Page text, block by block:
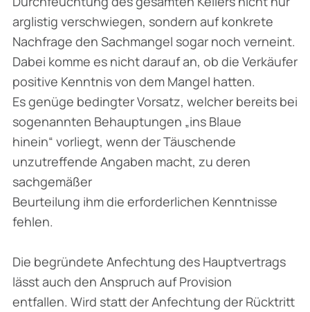
arglistig verschwiegen, sondern auf konkrete
Nachfrage den Sachmangel sogar noch verneint.
Dabei komme es nicht darauf an, ob die Verkäufer
positive Kenntnis von dem Mangel hatten.
Es genüge bedingter Vorsatz, welcher bereits bei
sogenannten Behauptungen „ins Blaue
hinein“ vorliegt, wenn der Täuschende
unzutreffende Angaben macht, zu deren
sachgemäßer
Beurteilung ihm die erforderlichen Kenntnisse
fehlen.
Die begründete Anfechtung des Hauptvertrags
lässt auch den Anspruch auf Provision
entfallen. Wird statt der Anfechtung der Rücktritt